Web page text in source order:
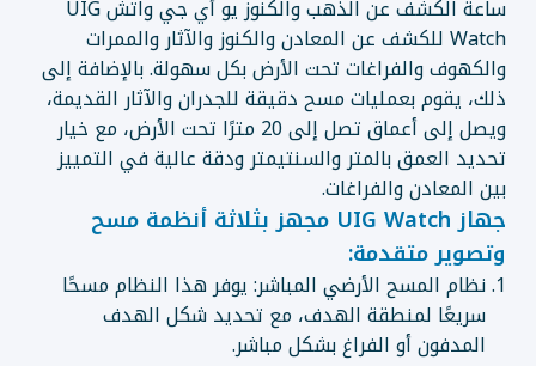
ساعة الكشف عن الذهب والكنوز يو أي جي واتش UIG
Watch للكشف عن المعادن والكنوز والآثار والممرات
والكهوف والفراغات تحت الأرض بكل سهولة. بالإضافة إلى
ذلك، يقوم بعمليات مسح دقيقة للجدران والآثار القديمة،
ويصل إلى أعماق تصل إلى 20 مترًا تحت الأرض، مع خيار
تحديد العمق بالمتر والسنتيمتر ودقة عالية في التمييز
بين المعادن والفراغات.
جهاز UIG Watch مجهز بثلاثة أنظمة مسح
وتصوير متقدمة:
نظام المسح الأرضي المباشر: يوفر هذا النظام مسحًا
سريعًا لمنطقة الهدف، مع تحديد شكل الهدف
المدفون أو الفراغ بشكل مباشر.